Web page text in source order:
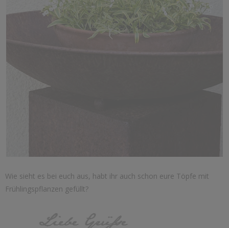
Wie sieht es bei euch aus, habt ihr auch schon eure Töpfe mit
Frühlingspflanzen gefüllt?